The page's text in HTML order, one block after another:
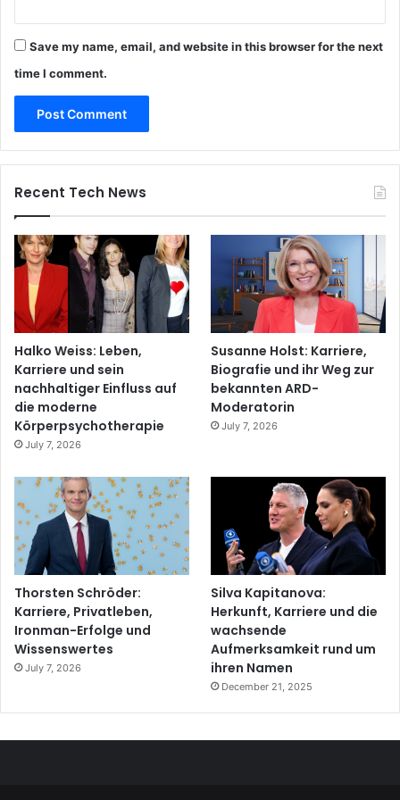
Save my name, email, and website in this browser for the next
time I comment.
Recent Tech News
Halko Weiss: Leben,
Karriere und sein
nachhaltiger Einfluss auf
die moderne
Körperpsychotherapie
July 7, 2026
Susanne Holst: Karriere,
Biografie und ihr Weg zur
bekannten ARD-
Moderatorin
July 7, 2026
Thorsten Schröder:
Karriere, Privatleben,
Ironman-Erfolge und
Wissenswertes
July 7, 2026
Silva Kapitanova:
Herkunft, Karriere und die
wachsende
Aufmerksamkeit rund um
ihren Namen
December 21, 2025